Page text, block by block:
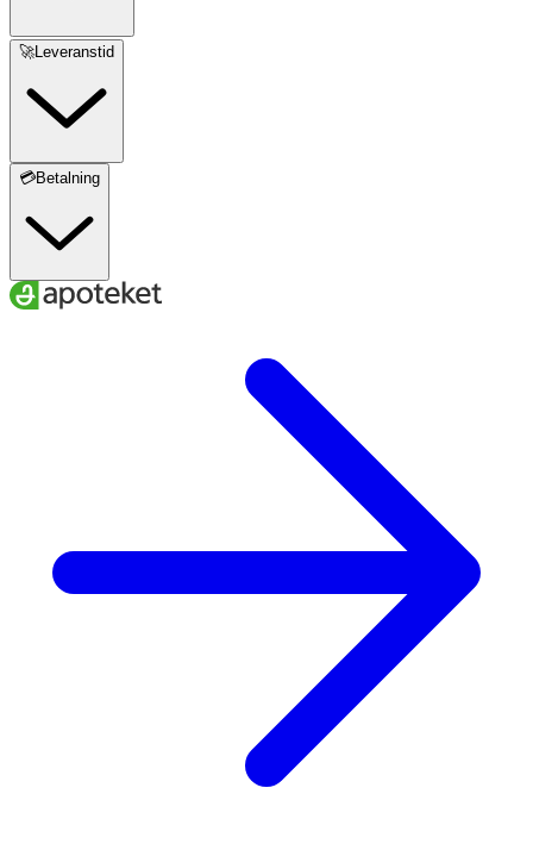
🚀Leveranstid
💳Betalning